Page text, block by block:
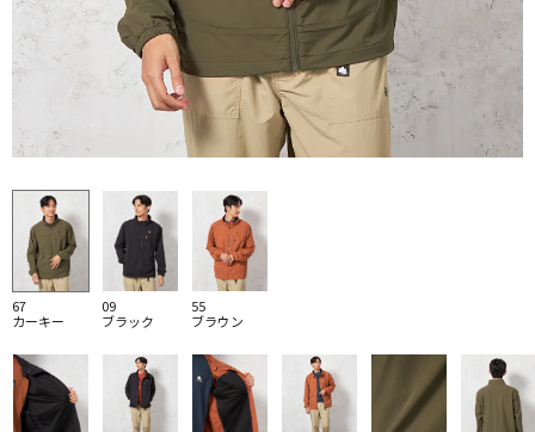
67
カーキー
09
ブラック
55
ブラウン